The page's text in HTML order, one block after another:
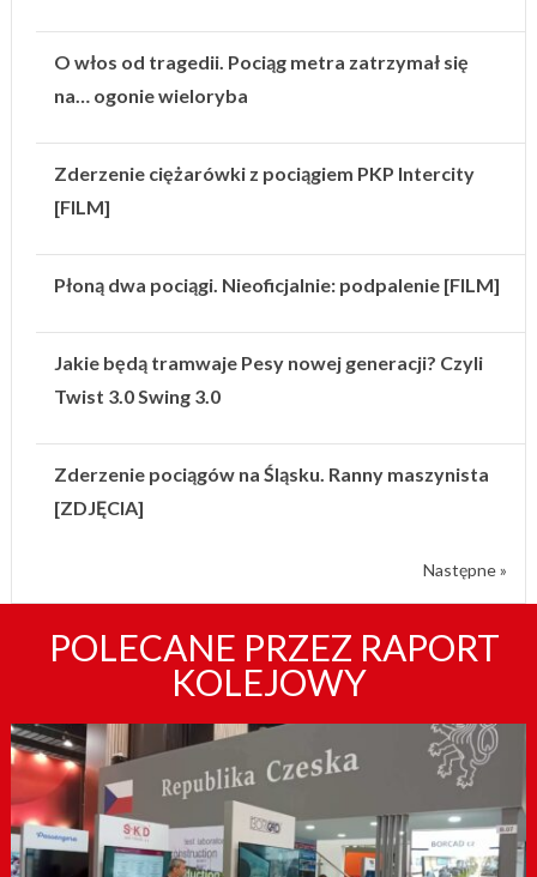
O włos od tragedii. Pociąg metra zatrzymał się
na… ogonie wieloryba
Zderzenie ciężarówki z pociągiem PKP Intercity
[FILM]
Płoną dwa pociągi. Nieoficjalnie: podpalenie [FILM]
Jakie będą tramwaje Pesy nowej generacji? Czyli
Twist 3.0 Swing 3.0
Zderzenie pociągów na Śląsku. Ranny maszynista
[ZDJĘCIA]
Następne »
POLECANE PRZEZ RAPORT
KOLEJOWY